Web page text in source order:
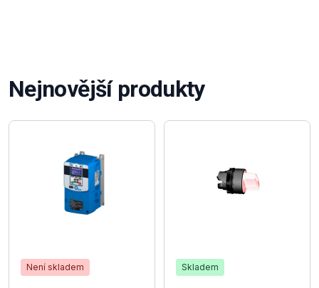
Nejnovější produkty
Není skladem Skladem